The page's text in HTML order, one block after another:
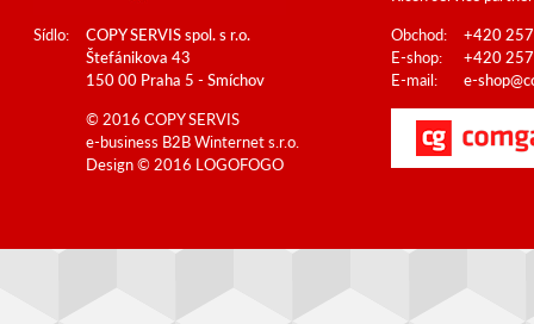
Sídlo:
COPY SERVIS spol. s r.o.
Štefánikova 43
150 00 Praha 5 - Smíchov
Obchod:
+420
E-shop:
+420
E-mail:
e-
© 2016 COPY SERVIS
e-business B2BWinternet s.r.o.
Design © 2016 LOGOFOGO